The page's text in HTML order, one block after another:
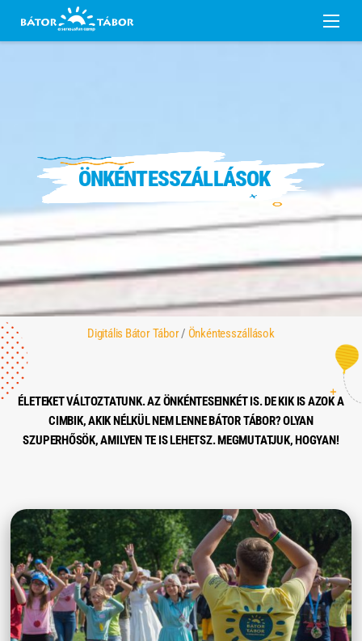
ÖNKÉNTESSZÁLLÁSOK
Digitális Bátor Tábor/ Önkéntesszállások
ÉLETEKET VÁLTOZTATUNK. AZ ÖNKÉNTESEINKÉT IS. DE KIK IS AZOK A
CIMBIK, AKIK NÉLKÜL NEM LENNE BÁTOR TÁBOR? OLYAN
SZUPERHŐSÖK, AMILYEN TE IS LEHETSZ. MEGMUTATJUK, HOGYAN!